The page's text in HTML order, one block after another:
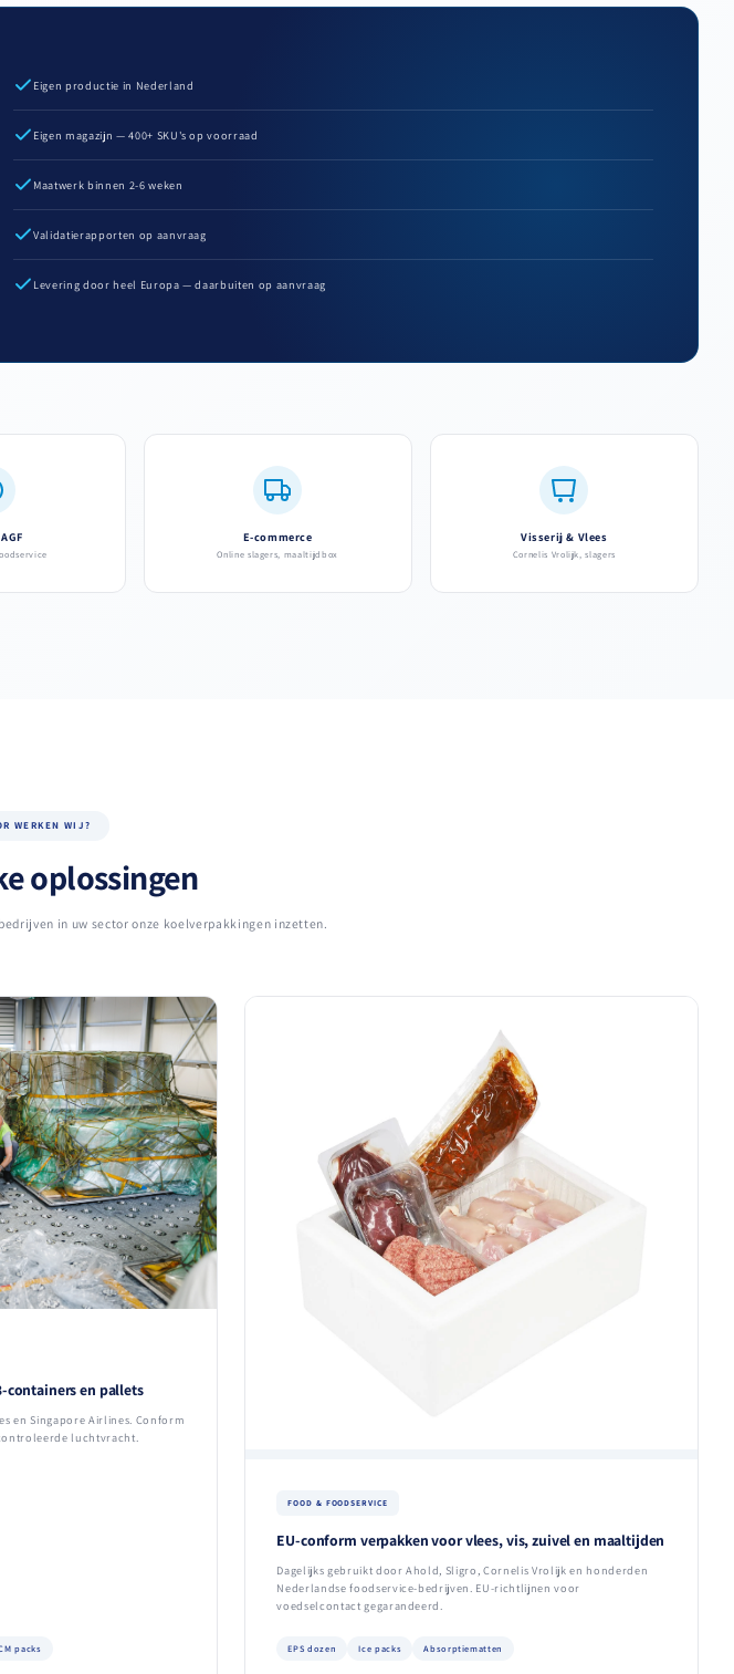
Eigen productie in Nederland
Eigen magazijn — 400+ SKU's op voorraad
Maatwerk binnen 2-6 weken
Validatierapporten op aanvraag
Levering door heel Europa — daarbuiten op aanvraag
E-commerce
Online slagers, maaltijdbox
Visserij & Vlees
Cornelis Vrolijk, slagers
WERKEN WIJ?
oplossingen
in uw sector onze koelverpakkingen inzetten.
containers en pallets
en Singapore Airlines. Conform
luchtvracht.
packs
FOOD & FOODSERVICE
EU-conform verpakken voor vlees, vis, zuivel en maaltijden
Dagelijks gebruikt door Ahold, Sligro, Cornelis Vrolijk en honderden
Nederlandse foodservice-bedrijven. EU-richtlijnen voor
voedselcontact gegarandeerd.
EPS dozen Ice packs Absorptiematten